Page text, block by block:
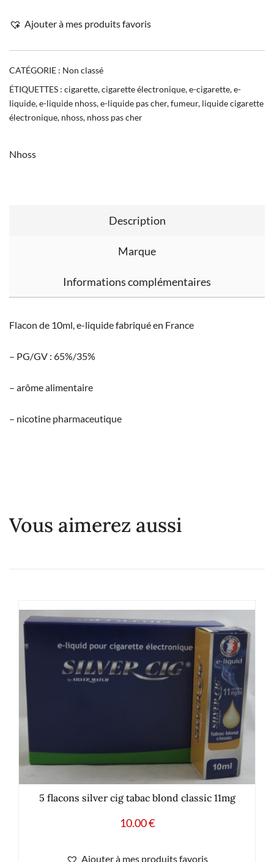
Ajouter à mes produits favoris
CATÉGORIE : Non classé
ÉTIQUETTES : cigarette,cigarette électronique,e-cigarette,e-
liquide,e-liquide nhoss,e-liquide pas cher,fumeur, liquide cigarette
électronique, nhoss, nhoss pas cher
Nhoss
Description
Marque
Informations complémentaires
Flacon de 10ml, e-liquide fabriqué en France
– PG/GV : 65%/35%
– arôme alimentaire
– nicotine pharmaceutique
Vous aimerez aussi
5 flacons silver cig tabac blond classic 11mg
10.00€
Ajouter à mes produits favoris